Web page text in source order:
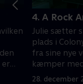
er
4. A Rock
Julie sætter
plads i
fra sine nye
kæmper
28. december